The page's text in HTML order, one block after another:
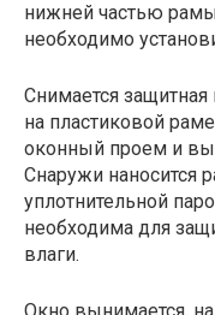
нижней частью
необходимо
Снимается
на пластиковой
оконный проем и
Снаружи наносится
уплотнительной
необходима для
влаги.